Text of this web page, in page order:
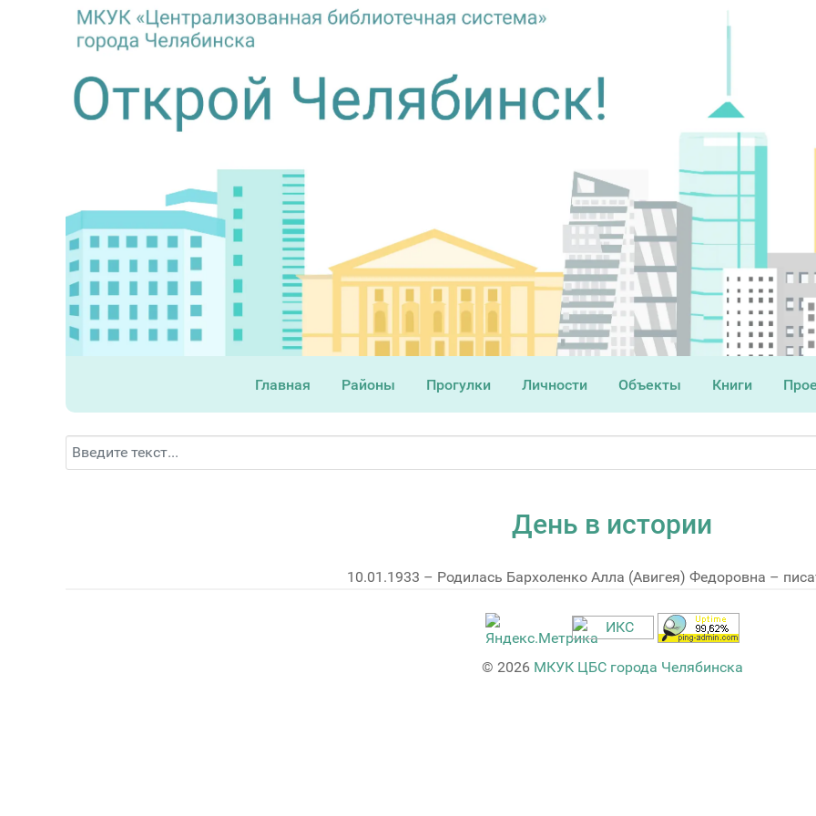
Главная Районы Прогулки Личности Объекты Книги
Поиск
День в истории
10.01.1933 – Родилась Бархоленко Алла (Авигея) Федоровна –
© 2026 МКУК ЦБС города Челябинска